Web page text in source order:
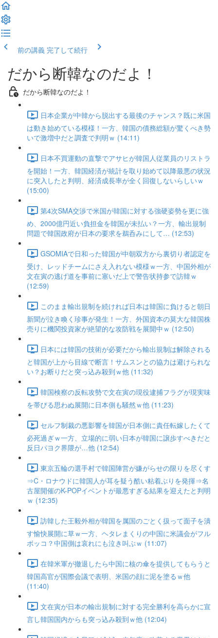
前の講義 完了して続行
だから断韓なのだよ！
だから断韓なのだよ！
日本企業が中韓から脱出する最後のチャンス？既に米国
は動き始めている模様！一方、韓国の債務総額が驚くべき勢
いで激増中だと調査で判明ｗ (14:11)
日本不買運動の直撃でアサヒが韓国人従業員のリストラ
を開始！一方、韓国経済が統計を取り始めて以降最悪の状況
に突入したと判明、経済成長率が全く回復しないらしいｗ
(15:00)
第4次SMA交渉で米国が韓国に対する強硬姿勢を更に強
め、2000億円近い負担金を韓国が未払い？一方、輸出規制
問題で韓国政府が日本の要求を鵜呑みにして… (12:53)
GSOMIAで日和った韓国が中朝双方から裏切り者認定を
受け、レッドチームにさえ入れない模様ｗ一方、中国外相が
文在寅の逃げ道を事前に塞いだ上で警告状持参で訪韓ｗ
(12:59)
このまま輸出規制を続ければ日本は韓国に負けると朝日
新聞が泣き喚く珍事が発生！一方、外国資本の莫大な韓国株
売りに機関投資家が絶望的な攻防戦を展開中ｗ (12:50)
日本には韓国の技術が必要だから輸出規制は解除される
と韓国が上から目線で断言！サムスンとの協力は避けられな
い？お断りだと突っ込み殺到ｗ他 (11:32)
韓国検察の反転攻勢で文在寅の現役逮捕フラグが現実味
を帯びる思わぬ展開に日本側も騒然ｗ他 (11:23)
セルフ制裁の悪影響を韓国が日本側に責任転嫁したくて
必死過ぎｗ一方、立場的に弱い日本が韓国に譲歩すべきだと
反日パヨク界隈が…他 (12:54)
東京五輪の選手村で韓国陣営が嫌がらせの限りを尽くす
⇒C・ロナウドに韓国人が耳を疑う酷い粘着ぶりを発揮⇒名
古屋開催のK-POPイベントが最悪すぎる結果を迎えたと判明
ｗ (12:35)
訪韓した王毅外相が韓国を属国のごとく扱って面子を潰
す愉快展開に草ｗ一方、ヘタレまくりの中国に米議会がフル
ボッコ？中国側は哀れにも泣き叫ぶｗ (11:07)
在韓米軍が撤退したら中国に核の傘を提供してもらうと
韓国高官が国際会議で表明、米国の顔に泥を塗るｗ他
(11:40)
文在寅が日本の輸出規制に対する完全勝利を高らかに宣
言し韓国国内からも突っ込み殺到ｗ他 (12:04)